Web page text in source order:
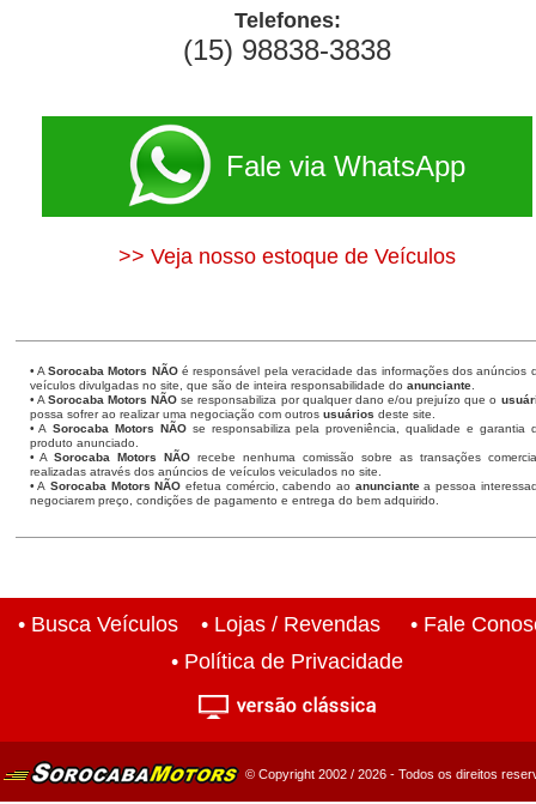
Telefones:
(15) 98838-3838
Fale via WhatsApp
>> Veja nosso estoque de Veículos
• ASorocaba Motors NÃOé responsável pela veracidade das informações dos anúncios
veículos divulgadas no site, que são de inteira responsabilidade do anunciante.
• A Sorocaba Motors NÃO se responsabiliza por qualquer dano e/ou prejuízo que o
possa sofrer ao realizar uma negociação com outros usuários deste site.
• A Sorocaba Motors NÃOse responsabiliza pela proveniência, qualidade e garantia
produto anunciado.
• ASorocaba Motors NÃO recebe nenhuma comissão sobre as transações
realizadas através dos anúncios de veículos veiculados no site.
• A Sorocaba Motors NÃO efetua comércio, cabendo ao anunciantea pessoa
negociarem preço, condições de pagamento e entrega do bem adquirido.